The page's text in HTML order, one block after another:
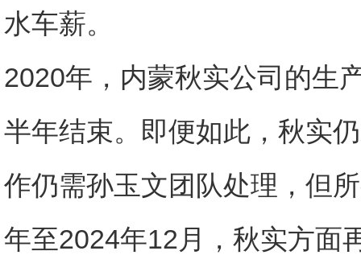
水车薪。
2020年，内蒙秋实公司的生
半年结束。即便如此，秋实
作仍需孙玉文团队处理，但
年至2024年12月，秋实方面